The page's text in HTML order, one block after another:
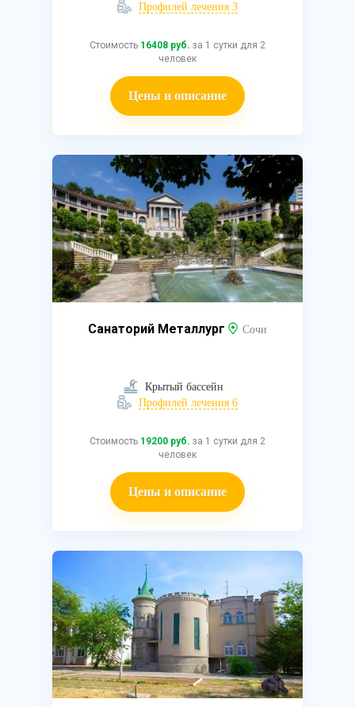
Профилей лечения 3
Стоимость 16408 руб. за 1 сутки для 2
человек
Цены и описание
Санаторий Металлург Сочи
Крытый бассейн
Профилей лечения 6
Стоимость 19200 руб. за 1 сутки для 2
человек
Цены и описание